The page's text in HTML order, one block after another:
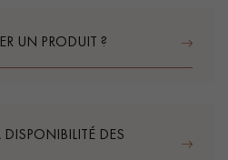
UN PRODUIT ?
DES